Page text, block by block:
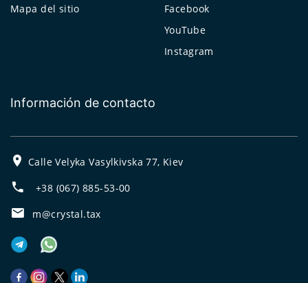
Mapa del sitio
Facebook
YouTube
Instagram
Información de contacto
Calle Velyka Vasylkivska 77, Kiev
+38 (067) 885-53-00
m@crystal.tax